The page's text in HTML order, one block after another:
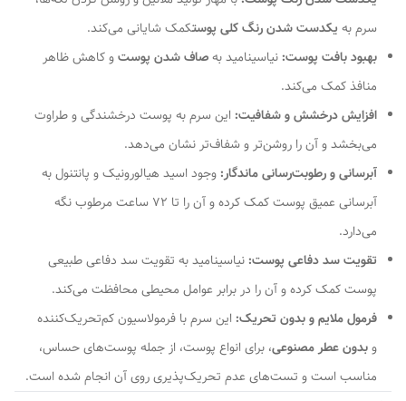
سرم به یکدست شدن رنگ کلی پوستکمک شایانی می‌کند.
بهبود بافت پوست:نیاسینامید بهصاف شدن پوستو کاهش ظاهر
منافذ کمک می‌کند.
افزایش درخشش و شفافیت: این سرم به پوست درخشندگی و طراوت
می‌بخشد و آن را روشن‌تر و شفاف‌تر نشان می‌دهد.
آبرسانی و رطوبت‌رسانی ماندگار:وجود اسید هیالورونیک و پانتنول به
آبرسانی عمیق پوست کمک کرده و آن را تا 72 ساعت مرطوب نگه
می‌دارد.
تقویت سد دفاعی پوست:نیاسینامید به تقویت سد دفاعی طبیعی
پوست کمک کرده و آن را در برابر عوامل محیطی محافظت می‌کند.
فرمول ملایم و بدون تحریک: این سرم با فرمولاسیون کم‌تحریک‌کننده
وبدون عطر مصنوعی، برای انواع پوست، از جمله پوست‌های حساس،
مناسب است و تست‌های عدم تحریک‌پذیری روی آن انجام شده است.